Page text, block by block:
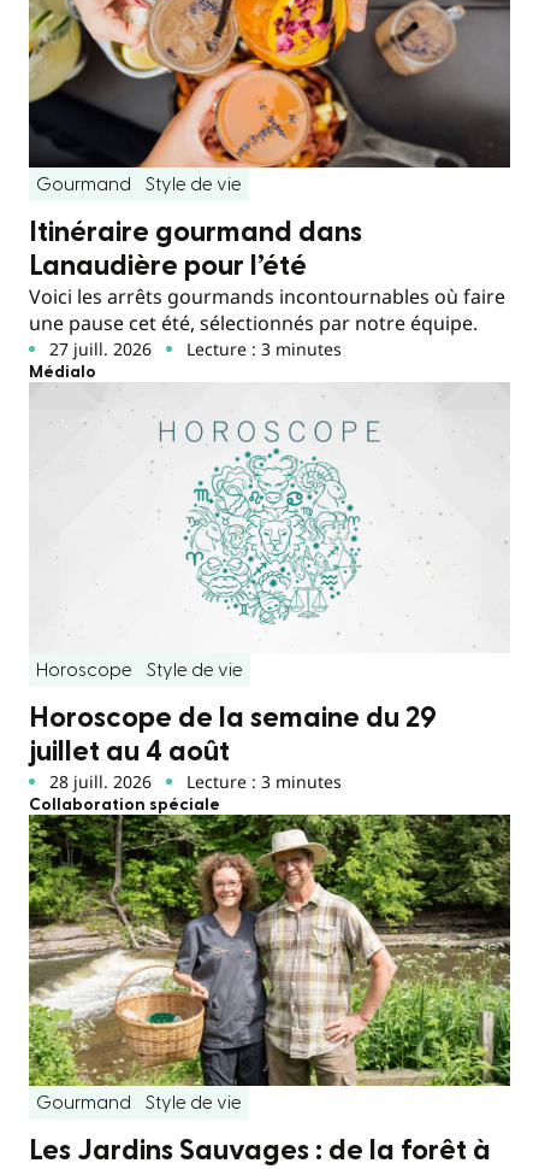
Gourmand Style de vie
Itinéraire gourmand dans
Lanaudière pour l’été
Voici les arrêts gourmands incontournables où faire
une pause cet été, sélectionnés par notre équipe.
27 juill. 2026 Lecture : 3 minutes
Médialo
Horoscope Style de vie
Horoscope de la semaine du 29
juillet au 4 août
28 juill. 2026 Lecture : 3 minutes
Collaboration spéciale
Gourmand Style de vie
Les Jardins Sauvages : de la forêt à